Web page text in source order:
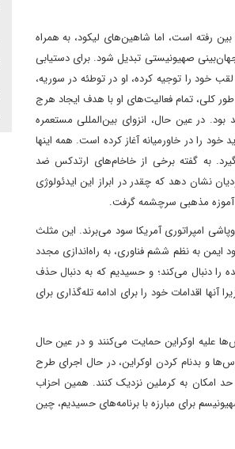
رفته است، اما شاهین‌های لیکود، به همراه
جهان‌بینی صهیونیستی تبدیل شود. برای دستیابی
خود را توجیه کرده، او در توطئه در سوریه،
کلی، تمام فعالیت‌های او با هدف ایجاد هرج
اسلامی، مشابه آنچه در ۷ اکتبر ۲۰۲۳ دیدیم، همراه خواهد بود. در عین حال، انزوای بین‌المللی مستعمره
را در خاورمیانه آغاز کرده است. همه اینها
به گفته برخی از خاخام‌های ارتدکس ضد
نشان دهد که چقدر در ابراز این ایدئولوژی
آموزه مذهبی سرچشمه گرفت.
امپراتوری آمریکا سود می‌برند. این مثلث
به نظم ششم فناوری، به راه‌اندازی مجدد
را دنبال می‌کند؛ و حسیدیم که به دنبال حذف
اقدامات خود را برای ادامه تله‌گذاری برای
علیه اوکراین حمایت می‌کنند و در عین حال
و بدنام کردن اوکراین، در حال اجرای طرح
حد امکان به کرملین نزدیک کنند. همین احزاب
برای مبارزه با برنامه‌های حسیدیم، چین